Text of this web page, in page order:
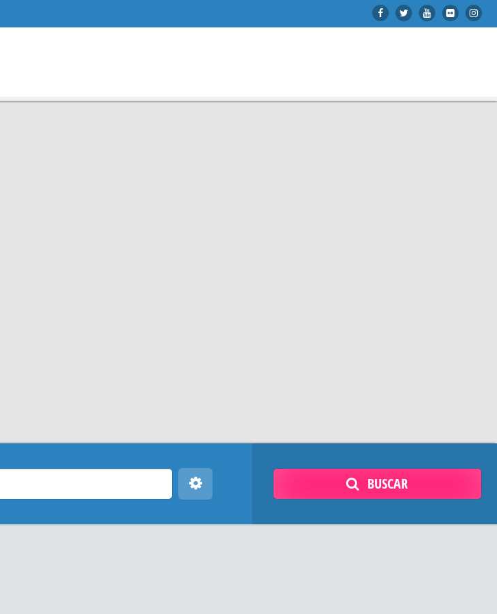
BUSCAR